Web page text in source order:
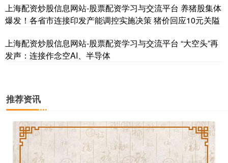
国债指数 229.60 +0.00 0.00%
期指IC0 7730.00 -1.00 -0.01%
上海配资炒股信息网站-股票配资学习与交流平台 养猪股集体
爆发！各省市连接印发产能调控实施决策 猪价回应10元关隘
上海配资炒股信息网站-股票配资学习与交流平台 “大空头”再
发声：连接作念空AI、半导体
推荐资讯